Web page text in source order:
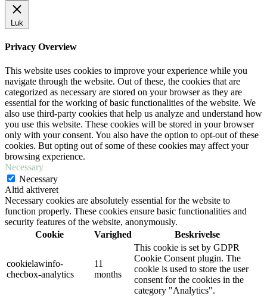
Luk
Privacy Overview
This website uses cookies to improve your experience while you
navigate through the website. Out of these, the cookies that are
categorized as necessary are stored on your browser as they are
essential for the working of basic functionalities of the website. We
also use third-party cookies that help us analyze and understand how
you use this website. These cookies will be stored in your browser
only with your consent. You also have the option to opt-out of these
cookies. But opting out of some of these cookies may affect your
browsing experience.
Necessary
Necessary
Altid aktiveret
Necessary cookies are absolutely essential for the website to
function properly. These cookies ensure basic functionalities and
security features of the website, anonymously.
Cookie
Varighed Beskrivelse
cookielawinfo-
checbox-analytics
11
months
This cookie is set by GDPR
Cookie Consent plugin. The
cookie is used to store the user
consent for the cookies in the
category "Analytics".